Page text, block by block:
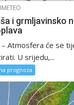
i grmljavinsko
Atmosfera će se
U srijedu,...
prognoza